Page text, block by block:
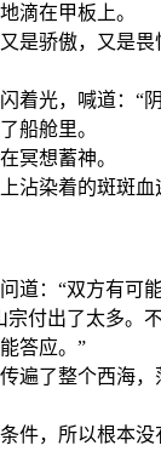
滴在甲板上。
是骄傲，又是
着光，喊道：“
船舱里。
冥想蓄神。
沾染着的斑斑血
道：“双方有可
宗付出了太多。
答应。”
遍了整个西海
件，所以根本没